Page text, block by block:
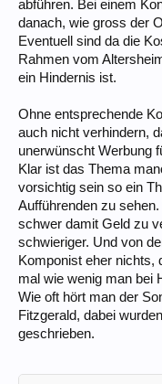
abführen. Bei einem
danach, wie gross der
Eventuell sind da die
Rahmen vom
ein Hindernis ist.
Ohne entsprechende
auch nicht verhindern,
unerwünscht Werbung
Klar ist das Thema
vorsichtig sein so ein
Aufführenden zu
schwer damit Geld zu
schwieriger. Und von
Komponist eher nichts,
mal wie wenig man bei
Wie oft hört man der
Fitzgerald, dabei
geschrieben.